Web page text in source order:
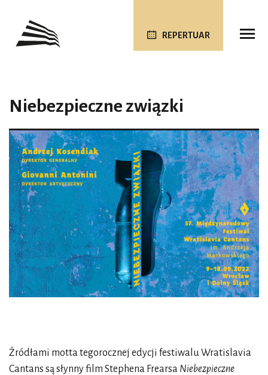
REPERTUAR
Niebezpieczne związki
Źródłami motta tegorocznej edycji festiwalu Wratislavia
Cantans są słynny film Stephena Frearsa Niebezpieczne